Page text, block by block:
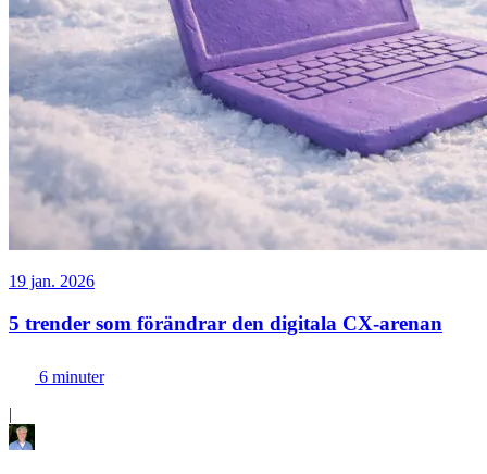
19 jan. 2026
5 trender som förändrar den digitala CX-arenan
6 minuter
|